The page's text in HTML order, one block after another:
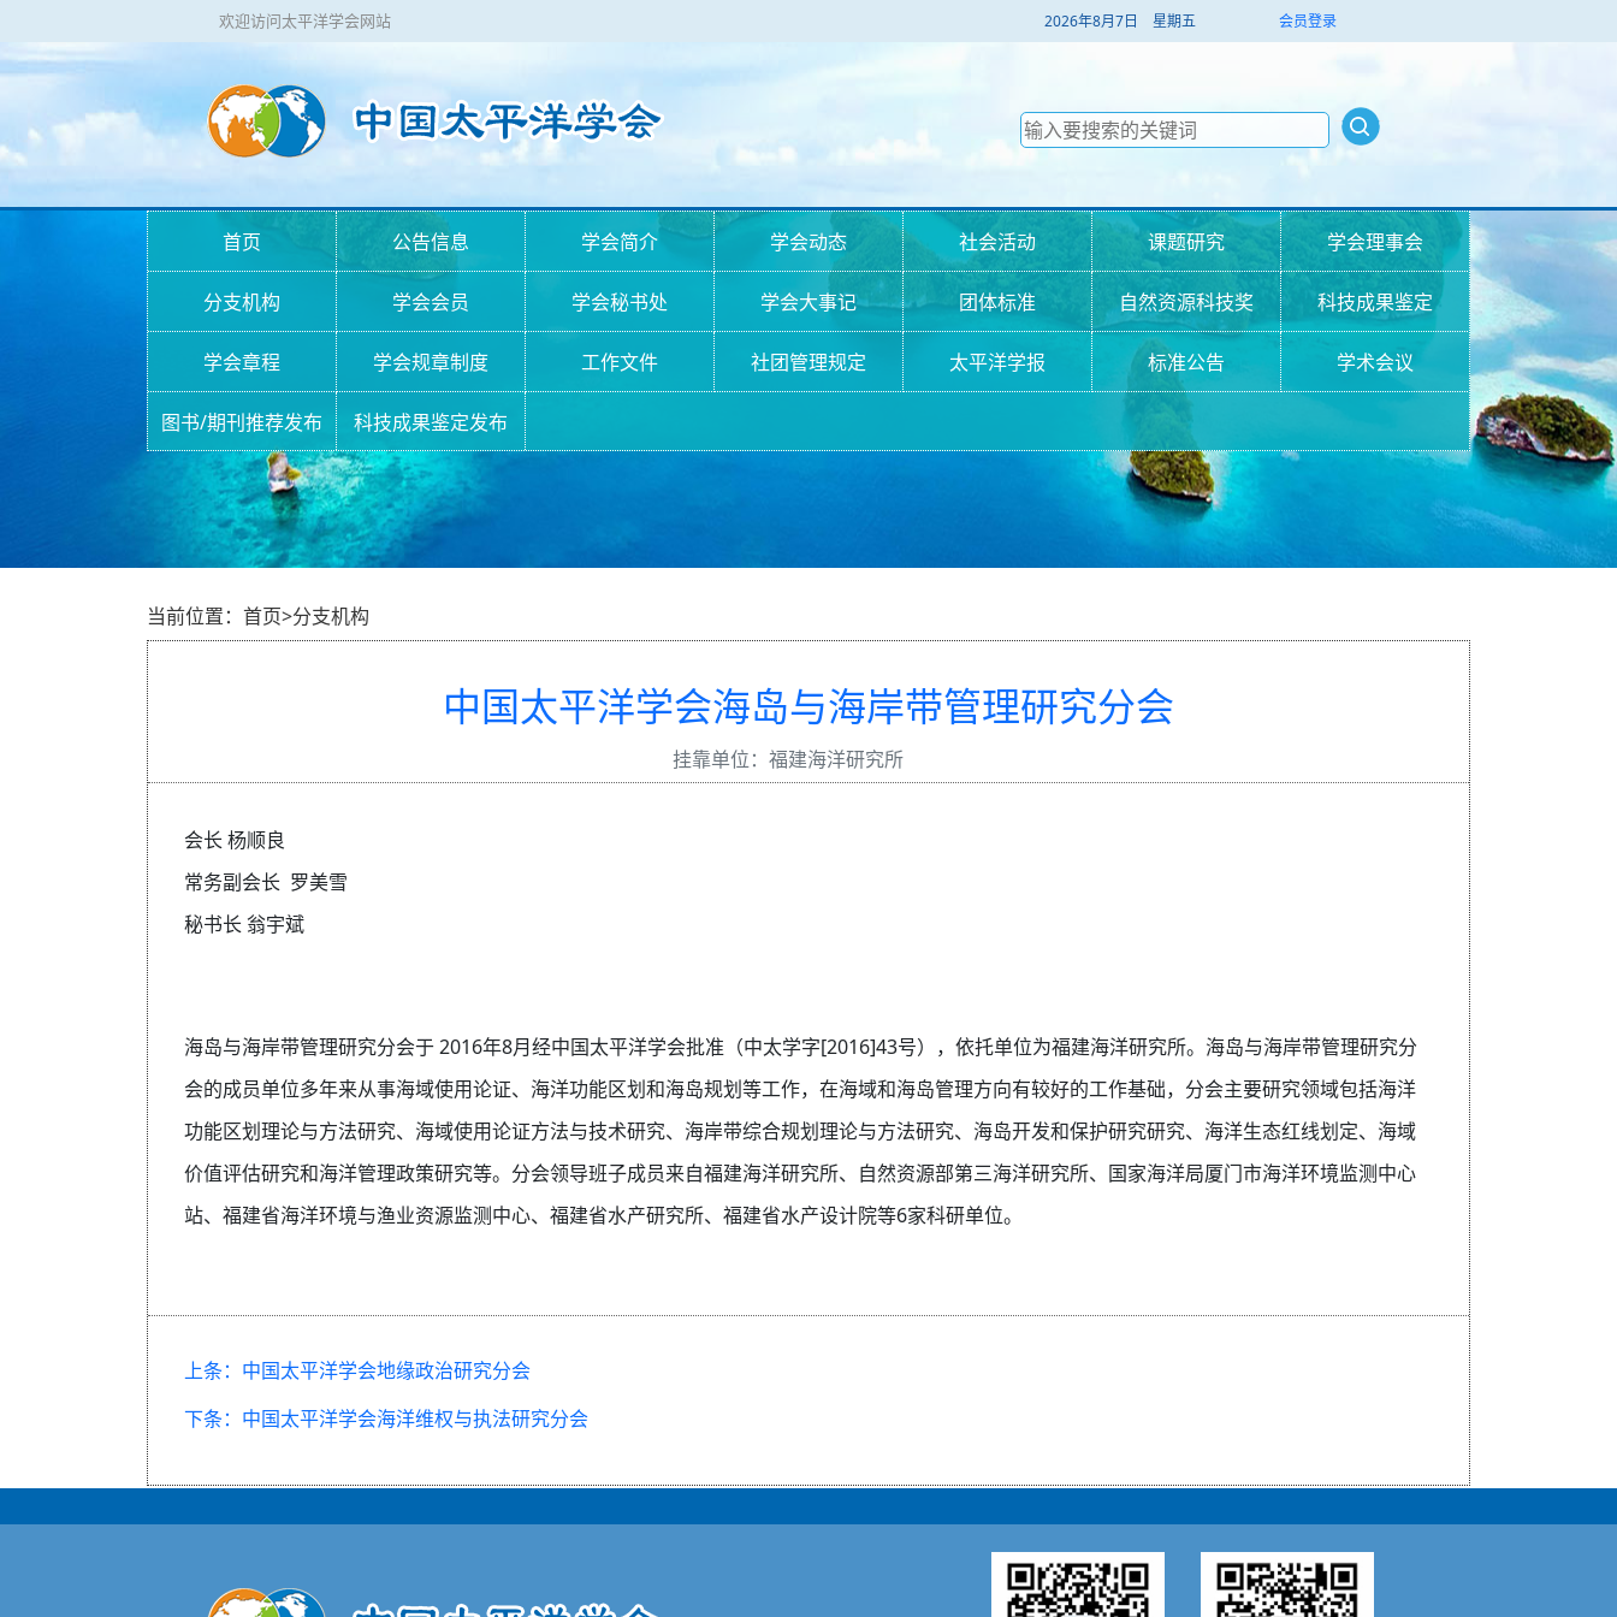
欢迎访问太平洋学会网站 2026年8月7日 星期五 会员登录
首页 公告信息 学会简介 学会动态 社会活动 课题研究 学会理事会
分支机构 学会会员 学会秘书处 学会大事记 团体标准 自然资源科技奖 科技成果鉴定
学会章程 学会规章制度 工作文件 社团管理规定 太平洋学报 标准公告 学术会议
图书/期刊推荐发布 科技成果鉴定发布
当前位置：首页>分支机构
中国太平洋学会海岛与海岸带管理研究分会
挂靠单位：福建海洋研究所
会长 杨顺良
常务副会长 罗美雪
秘书长 翁宇斌
海岛与海岸带管理研究分会于 2016年8月经中国太平洋学会批准（中太学字[2016]43号），依托单位为福建海洋研究所。海岛与海岸带管理研究分
会的成员单位多年来从事海域使用论证、海洋功能区划和海岛规划等工作，在海域和海岛管理方向有较好的工作基础，分会主要研究领域包括海洋
功能区划理论与方法研究、海域使用论证方法与技术研究、海岸带综合规划理论与方法研究、海岛开发和保护研究研究、海洋生态红线划定、海域
价值评估研究和海洋管理政策研究等。分会领导班子成员来自福建海洋研究所、自然资源部第三海洋研究所、国家海洋局厦门市海洋环境监测中心
站、福建省海洋环境与渔业资源监测中心、福建省水产研究所、福建省水产设计院等6家科研单位。
上条：中国太平洋学会地缘政治研究分会
下条：中国太平洋学会海洋维权与执法研究分会